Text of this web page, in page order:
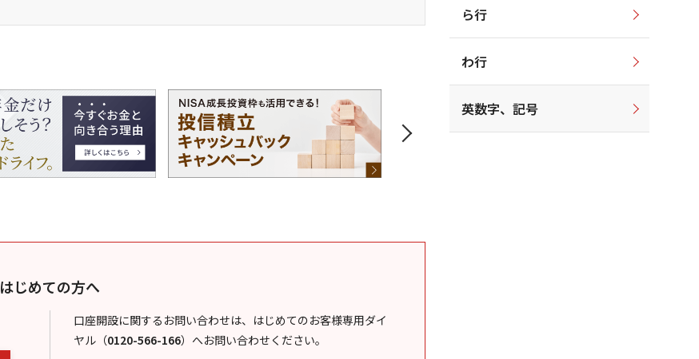
はじめての方へ
口座開設に関するお問い合わせは、はじめてのお客様専用ダイ
ヤル （0120-566-166） へお問い合わせください。
ら行
わ行
英数字、記号